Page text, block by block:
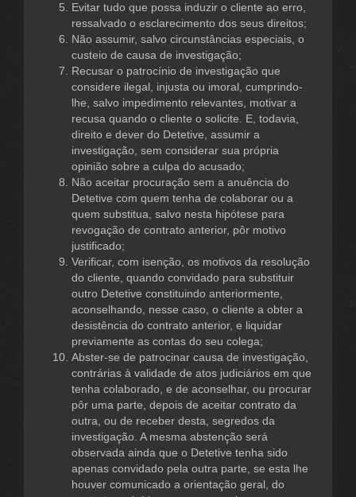
Evitar tudo que possa induzir o cliente ao erro,
ressalvado o esclarecimento dos seus direitos;
Não assumir, salvo circunstâncias especiais, o
custeio de causa de investigação;
Recusar o patrocínio de investigação que
considere ilegal, injusta ou imoral, cumprindo-
lhe, salvo impedimento relevantes, motivar a
recusa quando o cliente o solicite. E, todavia,
direito e dever do Detetive, assumir a
investigação, sem considerar sua própria
opinião sobre a culpa do acusado;
Não aceitar procuração sem a anuência do
Detetive com quem tenha de colaborar ou a
quem substitua, salvo nesta hipótese para
revogação de contrato anterior, pôr motivo
justificado;
Verificar, com isenção, os motivos da resolução
do cliente, quando convidado para substituir
outro Detetive constituindo anteriormente,
aconselhando, nesse caso, o cliente a obter a
desistência do contrato anterior, e liquidar
previamente as contas do seu colega;
Abster-se de patrocinar causa de investigação,
contrárias à validade de atos judiciários em que
tenha colaborado, e de aconselhar, ou procurar
pôr uma parte, depois de aceitar contrato da
outra, ou de receber desta, segredos da
investigação. A mesma abstenção será
observada ainda que o Detetive tenha sido
apenas convidado pela outra parte, se esta lhe
houver comunicado a orientação geral, do